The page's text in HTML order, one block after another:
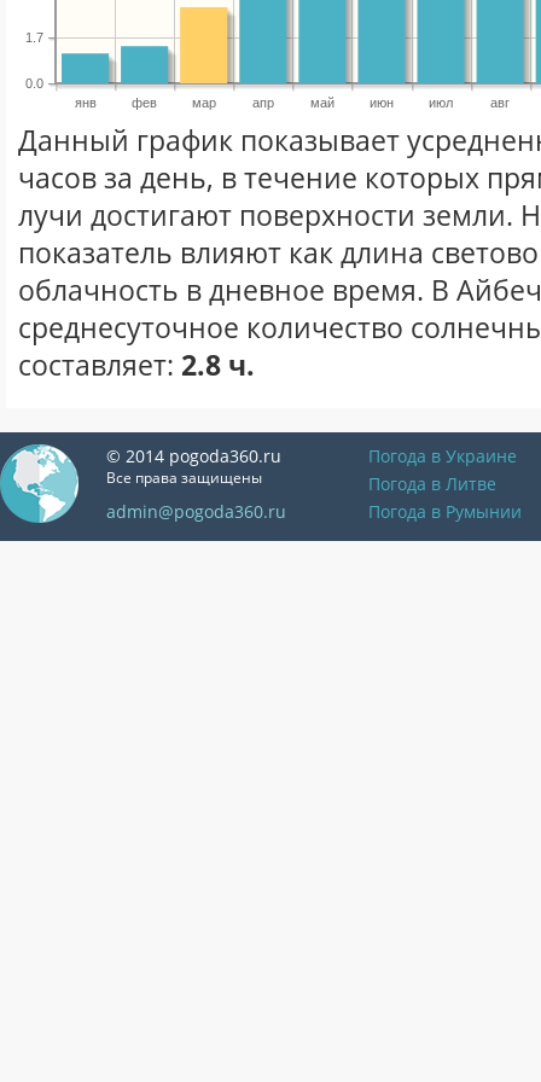
янв фев мар апр май июн июл авг
0.0
1.7
Данный график показывает
часов за день, в течение которых
лучи достигают поверхности земли.
показатель влияют как длина
облачность в дневное время. В
среднесуточное количество
составляет: 2.8 ч.
© 2014 pogoda360.ru
Все права защищены
admin@pogoda360.ru
Погода в Украине
Погода в Литве
Погода в Румынии